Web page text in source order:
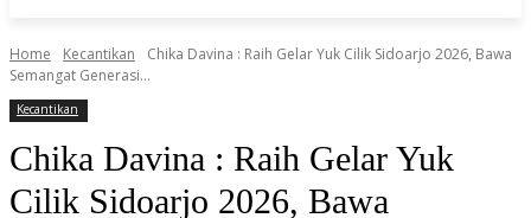
Home Kecantikan
Chika Davina : Raih Gelar Yuk Cilik Sidoarjo 2026, Bawa
Semangat Generasi...
Kecantikan
Chika Davina : Raih Gelar Yuk
Cilik Sidoarjo 2026, Bawa